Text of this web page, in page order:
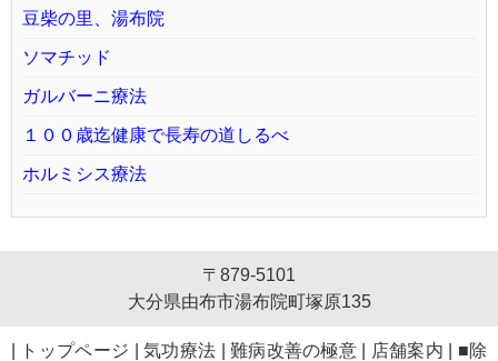
豆柴の里、湯布院
ソマチッド
ガルバーニ療法
１００歳迄健康で長寿の道しるべ
ホルミシス療法
〒879-5101
大分県由布市湯布院町塚原135
トップページ 気功療法 難病改善の極意 店舗案内
■除